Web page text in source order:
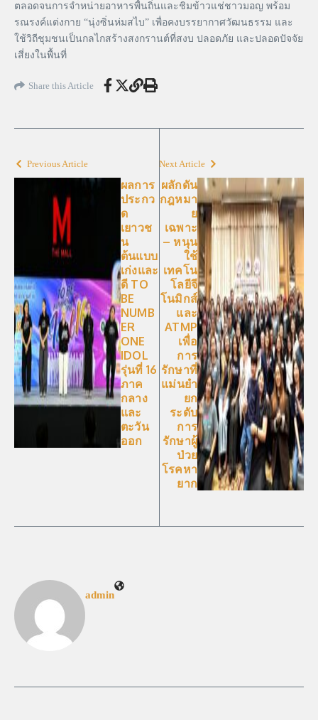
ตลอดจนการจำหน่ายอาหารพื้นถิ่นและชิมข้าวแช่ชาวมอญ พร้อม
รณรงค์แต่งกาย “นุ่งซิ่นห่มสไบ” เพื่อคงบรรยากาศวัฒนธรรม และ
ใช้วิถีชุมชนเป็นกลไกสร้างสงกรานต์ที่สงบ ปลอดภัย และปลอดปัจจัย
เสี่ยงในพื้นที่
Share this Article
Previous Article
ผลการ
ประกว
ด
เยาวช
น
ต้นแบบ
เก่งและ
ดี TO
BE
NUMB
ER
ONE
IDOL
รุ่นที่ 16
ภาค
กลาง
และ
ตะวัน
ออก
Next Article
ผลักดัน
กฎหมา
ย
เฉพาะ
– หนุน
ใช้
เทคโน
โลยีจี
โนมิกส์
และ
ATMP
เพื่อ
การ
รักษาที่
แม่นยำ
ยก
ระดับ
การ
รักษาผู้
ป่วย
โรคหา
ยาก
admin